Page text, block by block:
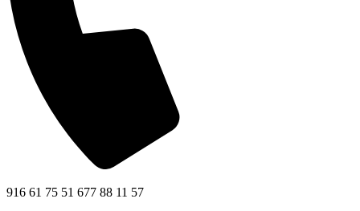
916 61 75 51 677 88 11 57